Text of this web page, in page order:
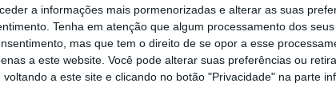
a informações mais pormenorizadas e alterar as suas
Tenha em atenção que algum processamento dos
mas que tem o direito de se opor a esse
a este website. Você pode alterar suas preferências ou
a este site e clicando no botão "Privacidade" na parte
pontos da diferença para o Fábio, não estou a pensar
em fazer as melhores corridas possíveis!”